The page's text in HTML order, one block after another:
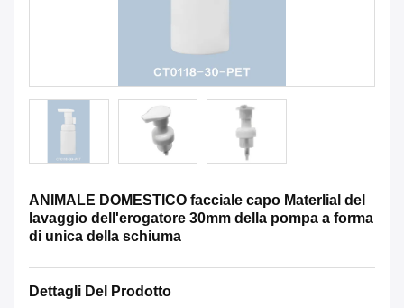
ANIMALE DOMESTICO facciale capo Materlial del
lavaggio dell'erogatore 30mm della pompa a forma
di unica della schiuma
Dettagli Del Prodotto